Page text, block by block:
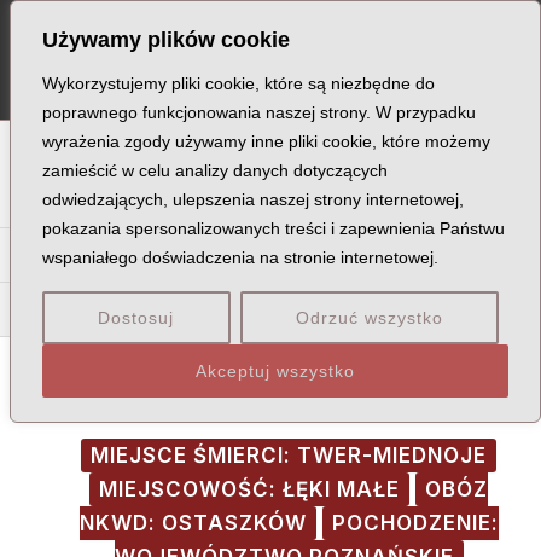
Używamy plików cookie
Wykorzystujemy pliki cookie, które są niezbędne do
poprawnego funkcjonowania naszej strony. W przypadku
wyrażenia zgody używamy inne pliki cookie, które możemy
zamieścić w celu analizy danych dotyczących
odwiedzających, ulepszenia naszej strony internetowej,
pokazania spersonalizowanych treści i zapewnienia Państwu
wspaniałego doświadczenia na stronie internetowej.
Dostosuj Odrzuć wszystko
Akceptuj wszystko
content
B C D E F G H I J K L Ł M
O P Q R S T U V W X Z
Ta Te Ti Tk Tł To Tr Tu Tw
Tal
MIEJSCE ŚMIERCI: TWER-MIEDNOJE
MIEJSCOWOŚĆ: ŁĘKI MAŁE
OBÓZ
NKWD: OSTASZKÓW
POCHODZENIE:
navigation